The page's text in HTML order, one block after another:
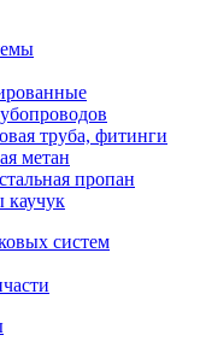
труба, фитинги
метан
пропан
каучук
систем